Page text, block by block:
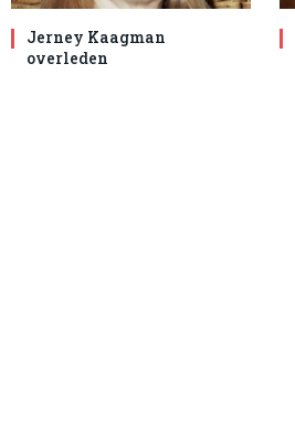
Jerney Kaagman
overleden